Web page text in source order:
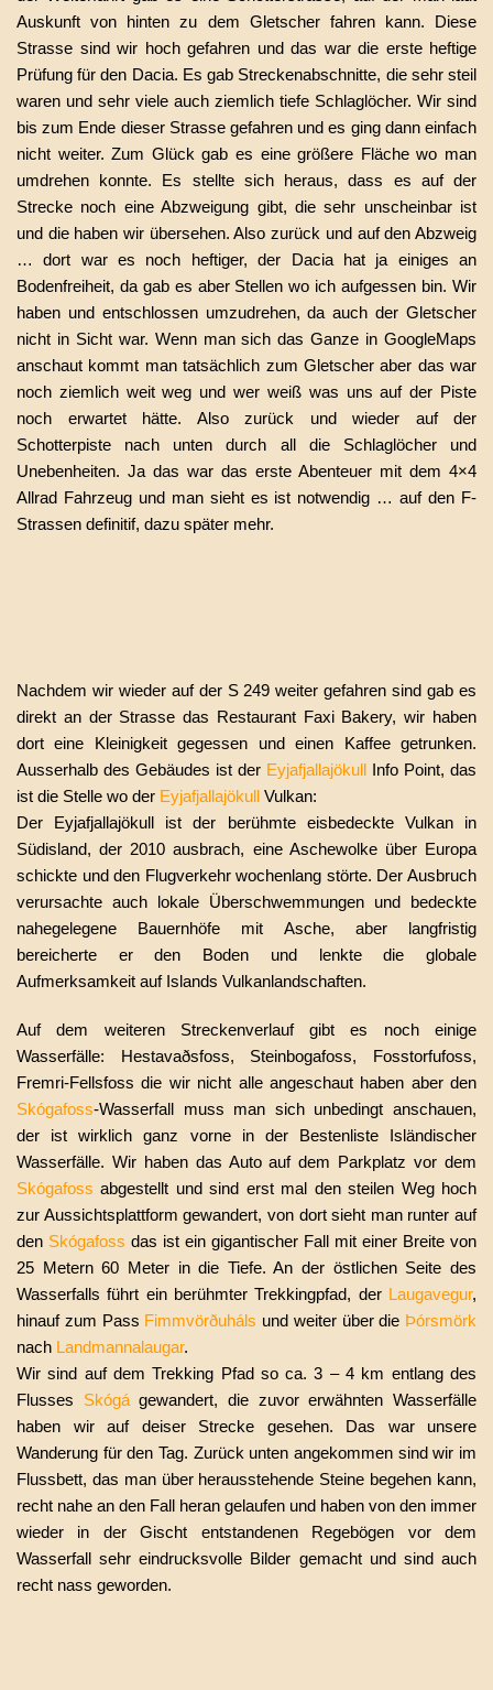
Auskunft von hinten zu dem Gletscher fahren kann. Diese
Strasse sind wir hoch gefahren und das war die erste heftige
Prüfung für den Dacia. Es gab Streckenabschnitte, die sehr steil
waren und sehr viele auch ziemlich tiefe Schlaglöcher. Wir sind
bis zum Ende dieser Strasse gefahren und es ging dann einfach
nicht weiter. Zum Glück gab es eine größere Fläche wo man
umdrehen konnte. Es stellte sich heraus, dass es auf der
Strecke noch eine Abzweigung gibt, die sehr unscheinbar ist
und die haben wir übersehen. Also zurück und auf den Abzweig
… dort war es noch heftiger, der Dacia hat ja einiges an
Bodenfreiheit, da gab es aber Stellen wo ich aufgessen bin. Wir
haben und entschlossen umzudrehen, da auch der Gletscher
nicht in Sicht war. Wenn man sich das Ganze in GoogleMaps
anschaut kommt man tatsächlich zum Gletscher aber das war
noch ziemlich weit weg und wer weiß was uns auf der Piste
noch erwartet hätte. Also zurück und wieder auf der
Schotterpiste nach unten durch all die Schlaglöcher und
Unebenheiten. Ja das war das erste Abenteuer mit dem 4×4
Allrad Fahrzeug und man sieht es ist notwendig … auf den F-
Strassen definitif, dazu später mehr.
Nachdem wir wieder auf der S 249 weiter gefahren sind gab es
direkt an der Strasse das Restaurant Faxi Bakery, wir haben
dort eine Kleinigkeit gegessen und einen Kaffee getrunken.
Ausserhalb des Gebäudes ist der Eyjafjallajökull Info Point, das
ist die Stelle wo der Eyjafjallajökull Vulkan:
Der Eyjafjallajökull ist der berühmte eisbedeckte Vulkan in
Südisland, der 2010 ausbrach, eine Aschewolke über Europa
schickte und den Flugverkehr wochenlang störte. Der Ausbruch
verursachte auch lokale Überschwemmungen und bedeckte
nahegelegene Bauernhöfe mit Asche, aber langfristig
bereicherte er den Boden und lenkte die globale
Aufmerksamkeit auf Islands Vulkanlandschaften.
Auf dem weiteren Streckenverlauf gibt es noch einige
Wasserfälle: Hestavaðsfoss, Steinbogafoss, Fosstorfufoss,
Fremri-Fellsfoss die wir nicht alle angeschaut haben aber den
Skógafoss-Wasserfall muss man sich unbedingt anschauen,
der ist wirklich ganz vorne in der Bestenliste Isländischer
Wasserfälle. Wir haben das Auto auf dem Parkplatz vor dem
Skógafoss abgestellt und sind erst mal den steilen Weg hoch
zur Aussichtsplattform gewandert, von dort sieht man runter auf
den Skógafoss das ist ein gigantischer Fall mit einer Breite von
25 Metern 60 Meter in die Tiefe. An der östlichen Seite des
Wasserfalls führt ein berühmter Trekkingpfad, der Laugavegur,
hinauf zum Pass Fimmvörðuháls und weiter über die Þórsmörk
nach Landmannalaugar.
Wir sind auf dem Trekking Pfad so ca. 3 – 4 km entlang des
Flusses Skógá gewandert, die zuvor erwähnten Wasserfälle
haben wir auf deiser Strecke gesehen. Das war unsere
Wanderung für den Tag. Zurück unten angekommen sind wir im
Flussbett, das man über herausstehende Steine begehen kann,
recht nahe an den Fall heran gelaufen und haben von den immer
wieder in der Gischt entstandenen Regebögen vor dem
Wasserfall sehr eindrucksvolle Bilder gemacht und sind auch
recht nass geworden.